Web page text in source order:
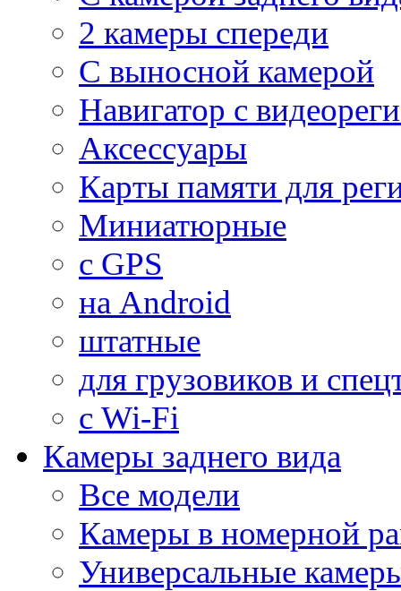
2 камеры спереди
С выносной камерой
Навигатор с
Аксессуары
Карты памяти для
Миниатюрные
с GPS
на Android
штатные
для грузовиков и
с Wi-Fi
Камеры заднего вида
Все модели
Камеры в номерной
Универсальные